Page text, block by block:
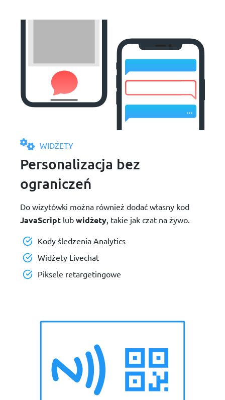
WIDŻETY
Personalizacja bez
ograniczeń
Do wizytówki można również dodać własny kod
JavaScript lub widżety, takie jak czat na żywo.
Kody śledzenia Analytics
Widżety Livechat
Piksele retargetingowe